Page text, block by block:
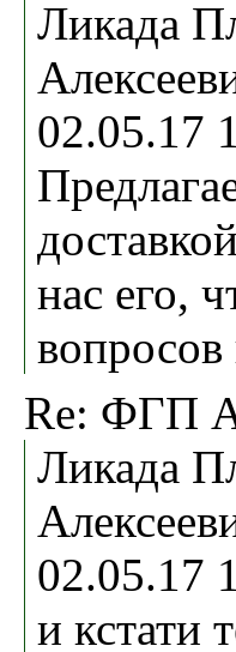
Ликада
02.05.17
нас его,
Re: ФГП
Ликада
02.05.17
и кстати